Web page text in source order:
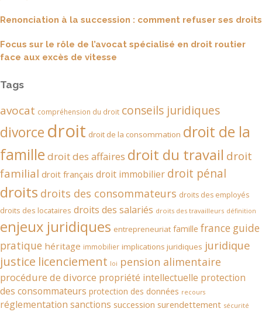
Renonciation à la succession : comment refuser ses droits
Focus sur le rôle de l’avocat spécialisé en droit routier
face aux excès de vitesse
Tags
avocat compréhension du droit conseils juridiques
divorce droit droit de la consommation droit de la
famille droit des affaires droit du travail droit
familial droit français droit immobilier droit pénal
droits droits des consommateurs droits des employés
droits des locataires droits des salariés droits des travailleurs définition
enjeux juridiques entrepreneuriat famille france guide
pratique héritage immobilier implications juridiques juridique
justice licenciement loi pension alimentaire
procédure de divorce propriété intellectuelle protection
des consommateurs protection des données recours
réglementation sanctions succession surendettement sécurité